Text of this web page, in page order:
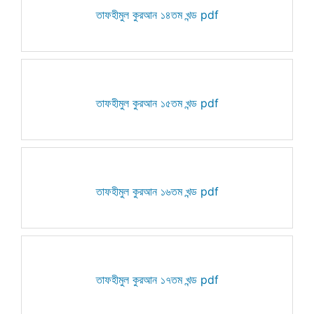
তাফহীমুল কুরআন ১৪তম খন্ড pdf
তাফহীমুল কুরআন ১৫তম খন্ড pdf
তাফহীমুল কুরআন ১৬তম খন্ড pdf
তাফহীমুল কুরআন ১৭তম খন্ড pdf